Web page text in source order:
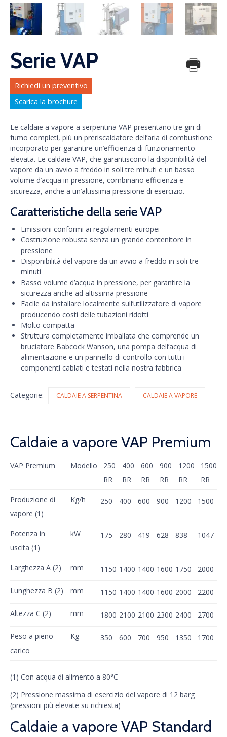
Serie VAP
Richiedi un preventivo
Scarica la brochure
Le caldaie a vapore a serpentina VAP presentano tre giri di
fumo completi, più un preriscaldatore dell’aria di combustione
incorporato per garantire un’efficienza di funzionamento
elevata. Le caldaie VAP, che garantiscono la disponibilità del
vapore da un avvio a freddo in soli tre minuti e un basso
volume d’acqua in pressione, combinano efficienza e
sicurezza, anche a un’altissima pressione di esercizio.
Caratteristiche della serie VAP
Emissioni conformi ai regolamenti europei
Costruzione robusta senza un grande contenitore in
pressione
Disponibilità del vapore da un avvio a freddo in soli tre
minuti
Basso volume d’acqua in pressione, per garantire la
sicurezza anche ad altissima pressione
Facile da installare localmente sull’utilizzatore di vapore
producendo costi delle tubazioni ridotti
Molto compatta
Struttura completamente imballata che comprende un
bruciatore Babcock Wanson, una pompa dell’acqua di
alimentazione e un pannello di controllo con tutti i
componenti cablati e testati nella nostra fabbrica
Categorie: CALDAIE A SERPENTINA CALDAIE A VAPORE
Caldaie a vapore VAP Premium
VAP Premium Modello
250
RR
400
RR
600
RR
900
RR
1200
RR
1500
RR
Produzione di
vapore (1)
Kg/h 250 400 600 900 1200 1500
Potenza in
uscita (1)
kW 175 280 419 628 838 1047
Larghezza A (2) mm 1150 1400 1400 1600 1750 2000
Lunghezza B (2) mm 1150 1400 1400 1600 2000 2200
Altezza C (2) mm 1800 2100 2100 2300 2400 2700
Peso a pieno
carico
Kg 350 600 700 950 1350 1700
(1) Con acqua di alimento a 80°C
(2) Pressione massima di esercizio del vapore di 12 barg
(pressioni più elevate su richiesta)
Caldaie a vapore VAP Standard